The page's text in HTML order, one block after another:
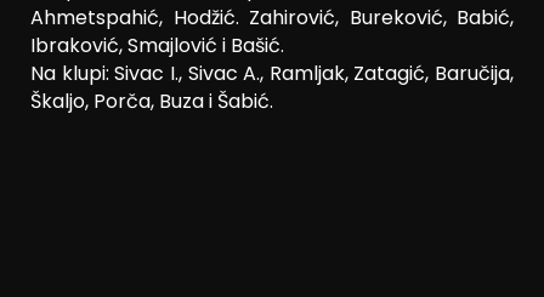
Ahmetspahić, Hodžić. Zahirović, Bureković, Babić,
Ibraković, Smajlović i Bašić.
Na klupi: Sivac I., Sivac A., Ramljak, Zatagić, Baručija,
Škaljo, Porča, Buza i Šabić.